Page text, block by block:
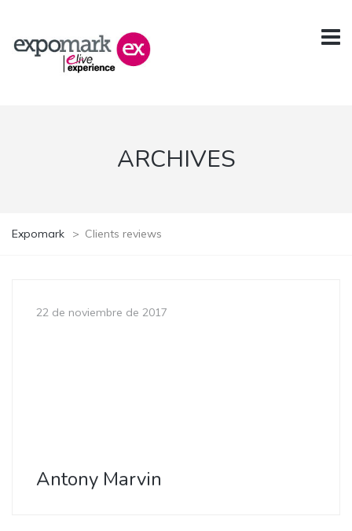
ARCHIVES
Expomark > Clients reviews
22 de noviembre de 2017
Antony Marvin